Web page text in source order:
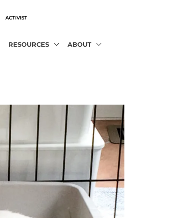
ACTIVIST
RESOURCES ABOUT